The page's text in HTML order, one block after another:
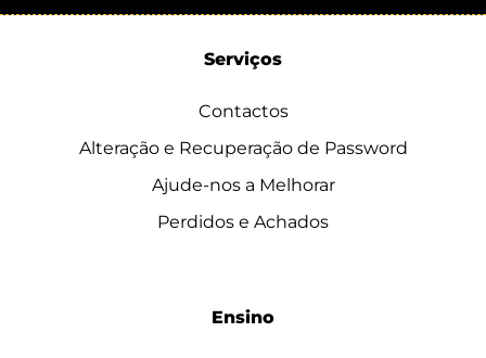
Serviços
Contactos
Alteração e Recuperação de Password
Ajude-nos a Melhorar
Perdidos e Achados
Ensino